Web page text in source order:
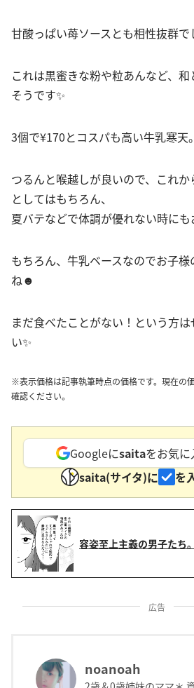
甘酸っぱい苺ソースとも相性抜群
これは黒蜜きな粉や粒あんなど、
そうです✨
3個で¥170とコスパも高い牛乳寒天。
つるんと喉越しが良いので、これ
としてはもちろん、
夏バテなどで体調が優れない時にも
もちろん、牛乳ベースなのでお子
ね☻
まだ食べたことがない！という方
い✨
※表示価格は記事執筆時点の価格です。現在の
確認ください。
Googleにsaitaをお気
saita(サイタ)に
を
容姿至上主義の男子たち
広告
noanoah